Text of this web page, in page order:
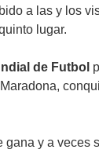
a las y los
lugar.
de Futbol
y a